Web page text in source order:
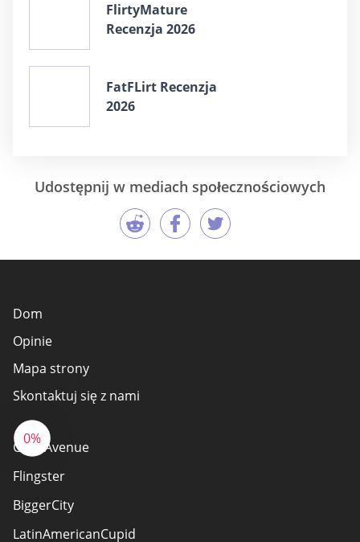
0%
FlirtyMature
Recenzja 2026
FatFLirt Recenzja
2026
Udostępnij w mediach społecznościowych
Dom
Opinie
Mapa strony
Skontaktuj się z nami
Chat Avenue
Flingster
BiggerCity
LatinAmericanCupid